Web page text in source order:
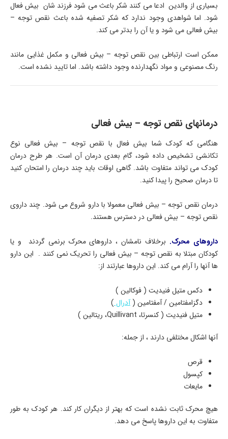
بسیاری از والدین ادعا می کنند شکر باعث می شود فرزند شان بیش فعال
شود. اما شواهدی وجود ندارد که شکر تصفیه شده باعث نقص توجه –
بیش فعالی می شود و یا آن را بدتر می کند.
ممکن است ارتباطی بین نقص توجه – بیش فعالی و مکمل غذایی مانند
رنگ مصنوعی و مواد نگهدارنده وجود داشته باشد. اما تایید نشده است.
درمانهای نقص توجه – بیش فعالی
هنگامی که کودک شما بیش فعال با نقص توجه – بیش فعالی نوع
تکانشی تشخیص داده شود، گام بعدی درمان آن است. هر طرح درمان
کودک می تواند متفاوت باشد. گاهی اوقات باید چند درمان را امتحان کنید
تا درمان صحیح را پیدا کنید.
درمان نقص توجه – بیش فعالی معمولا با دارو شروع می شود. چند داروی
نقص توجه – بیش فعالی در دسترس هستند.
داروهای محرک. برخلاف نامشان ، داروهای محرک برنمی گردند و یا
کودکان مبتلا به نقص توجه – بیش فعالی را تحریک نمی کنند . این دارو
ها آنها را آرام می کند. این داروها عبارتند از:
دکس متیل فنیدیت ( فوکالین )
دگزامفتامین / آمفتامین (آدرال)
متیل فنیدیت ( کنسرتا، Quillivant، ریتالین )
آنها اشکال مختلفی دارند ، از جمله:
قرص
کپسول
مایعات
هیچ محرک ثابت نشده است که بهتر از دیگران کار کند. هر کودک به طور
متفاوت به این داروها پاسخ می دهد.